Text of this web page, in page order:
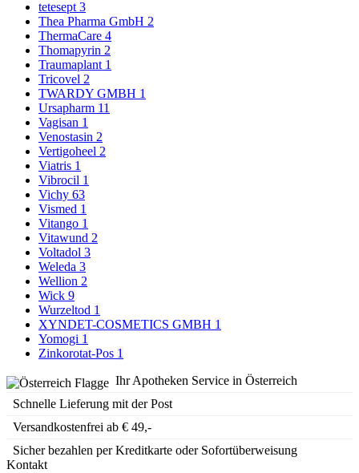
tetesept 3
Thea Pharma GmbH 2
ThermaCare 4
Thomapyrin 2
Traumaplant 1
Tricovel 2
TWARDY GMBH 1
Ursapharm 11
Vagisan 1
Venostasin 2
Vertigoheel 2
Viatris 1
Vibrocil 1
Vichy 63
Vismed 1
Vitango 1
Vitawund 2
Voltadol 3
Weleda 3
Wellion 2
Wick 9
Wurzeltod 1
XYNDET-COSMETICS GMBH 1
Yomogi 1
Zinkorotat-Pos 1
Ihr Apotheken Service in Österreich
Schnelle Lieferung mit der Post
Versandkostenfrei ab € 49,-
Sicher bezahlen per Kreditkarte oder Sofortüberweisung
Kontakt